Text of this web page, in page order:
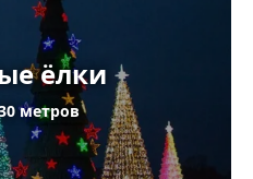
ёлки
метров